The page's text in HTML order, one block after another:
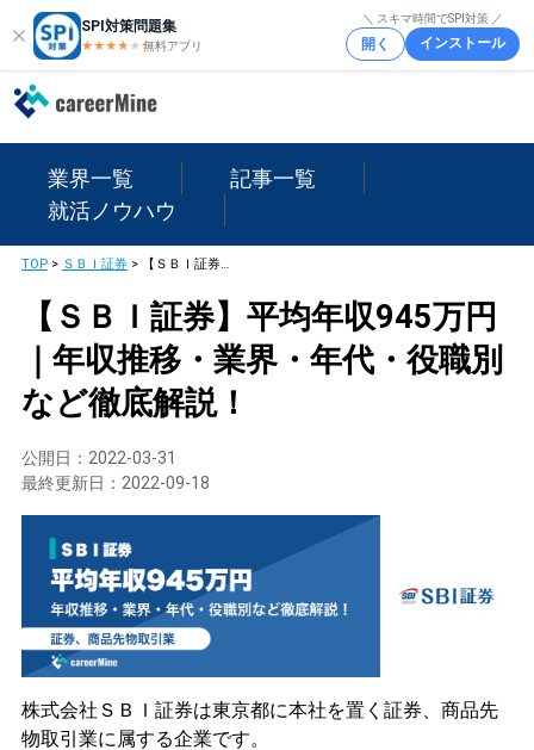
SPI対策問題集
★★★★ ★★
無料アプリ
＼ スキマ時間でSPI対策 ／
開く インストール
業界一覧
記事一覧
就活ノウハウ
TOP> ＳＢＩ証券> 【ＳＢＩ証券】平均年収945万円｜年収推移・業界・年代・役職別など徹底解説！
【ＳＢＩ証券】平均年収945万円
｜年収推移・業界・年代・役職別
など徹底解説！
公開日： 2022-03-31
最終更新日： 2022-09-18
株式会社ＳＢＩ証券は東京都に本社を置く証券、商品先
物取引業に属する企業です。